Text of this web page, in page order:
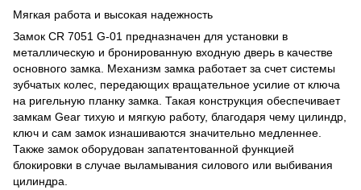
Мягкая работа и высокая надежность
Замок СR 7051 G-01 предназначен для установки в
металлическую и бронированную входную дверь в качестве
основного замка. Механизм замка работает за счет системы
зубчатых колес, передающих вращательное усилие от ключа
на ригельную планку замка. Такая конструкция обеспечивает
замкам Gear тихую и мягкую работу, благодаря чему цилиндр,
ключ и сам замок изнашиваются значительно медленнее.
Также замок оборудован запатентованной функцией
блокировки в случае выламывания силового или выбивания
цилиндра.